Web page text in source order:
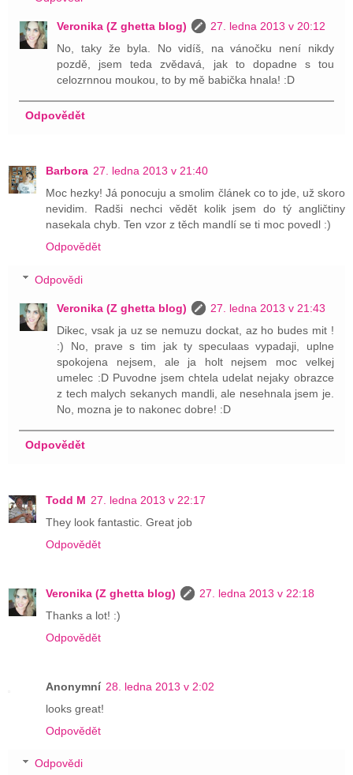
Veronika (Z ghetta blog)
27. ledna 2013 v 20:12
No, taky že byla. No vidíš, na vánočku není nikdy
pozdě, jsem teda zvědavá, jak to dopadne s tou
celozrnnou moukou, to by mě babička hnala! :D
Odpovědět
Barbora 27. ledna 2013 v 21:40
Moc hezky! Já ponocuju a smolim článek co to jde, už skoro
nevidim. Radši nechci vědět kolik jsem do tý angličtiny
nasekala chyb. Ten vzor z těch mandlí se ti moc povedl :)
Odpovědět
Odpovědi
Veronika (Z ghetta blog)
27. ledna 2013 v 21:43
Dikec, vsak ja uz se nemuzu dockat, az ho budes mit !
:) No, prave s tim jak ty speculaas vypadaji, uplne
spokojena nejsem, ale ja holt nejsem moc velkej
umelec :D Puvodne jsem chtela udelat nejaky obrazce
z tech malych sekanych mandli, ale nesehnala jsem je.
No, mozna je to nakonec dobre! :D
Odpovědět
Todd M 27. ledna 2013 v 22:17
They look fantastic. Great job
Odpovědět
Veronika (Z ghetta blog)
27. ledna 2013 v 22:18
Thanks a lot! :)
Odpovědět
Anonymní 28. ledna 2013 v 2:02
looks great!
Odpovědět
Odpovědi